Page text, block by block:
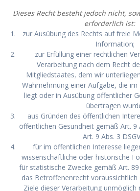
Dieses Recht besteht jedoch nicht,
erforderlich ist:
zur Ausübung des Rechts auf freie
Information;
zur Erfüllung einer rechtlichen
Verarbeitung nach dem Recht
Mitgliedstaates, dem wir
Wahrnehmung einer Aufgabe, die
liegt oder in Ausübung öffentlicher
übertragen
aus Gründen des öffentlichen
öffentlichen Gesundheit gemäß Art. 9
Art. 9 Abs. 3
für im öffentlichen Interesse
wissenschaftliche oder historische
für statistische Zwecke gemäß Art.
das Betroffenenrecht voraussichtlich
Ziele dieser Verarbeitung